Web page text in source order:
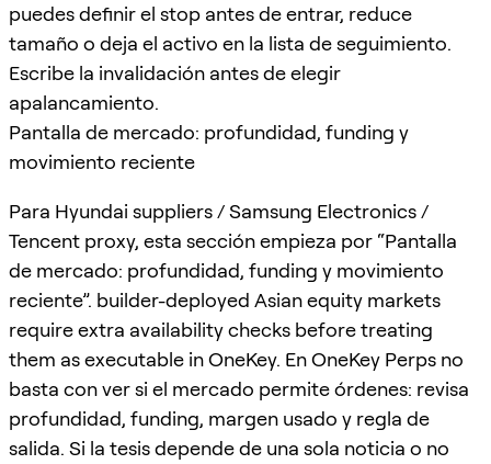
puedes definir el stop antes de entrar, reduce
tamaño o deja el activo en la lista de seguimiento.
Escribe la invalidación antes de elegir
apalancamiento.
Pantalla de mercado: profundidad, funding y
movimiento reciente
Para Hyundai suppliers / Samsung Electronics /
Tencent proxy, esta sección empieza por “Pantalla
de mercado: profundidad, funding y movimiento
reciente”. builder-deployed Asian equity markets
require extra availability checks before treating
them as executable in OneKey. En OneKey Perps no
basta con ver si el mercado permite órdenes: revisa
profundidad, funding, margen usado y regla de
salida. Si la tesis depende de una sola noticia o no